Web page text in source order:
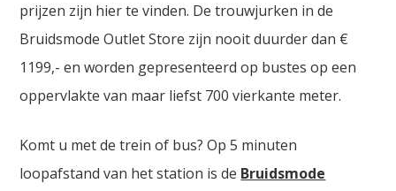
prijzen zijn hier te vinden. De trouwjurken in de
Bruidsmode Outlet Store zijn nooit duurder dan €
1199,- en worden gepresenteerd op bustes op een
oppervlakte van maar liefst 700 vierkante meter.
Komt u met de trein of bus? Op 5 minuten
loopafstand van het station is de Bruidsmode